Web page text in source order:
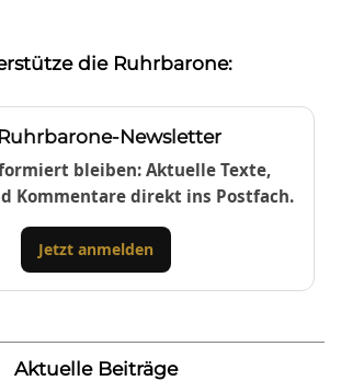
die Ruhrbarone:
Ruhrbarone-Newsletter
bleiben: Aktuelle Texte,
Kommentare direkt ins Postfach.
Jetzt anmelden
Aktuelle Beiträge